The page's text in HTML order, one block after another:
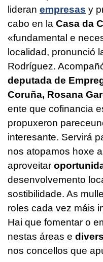
lideran empresas y
cabo en la Casa da
«fundamental e
localidad, pronunció
Rodríguez.
deputada de
Coruña, Rosana
ente que cofinancia
propuxeron
interesante. Servirá
nos atopamos hoxe
aproveitar
desenvolvemento
sostibilidade. As
roles cada vez máis
Hai que fomentar o
nestas áreas e
nos concellos que